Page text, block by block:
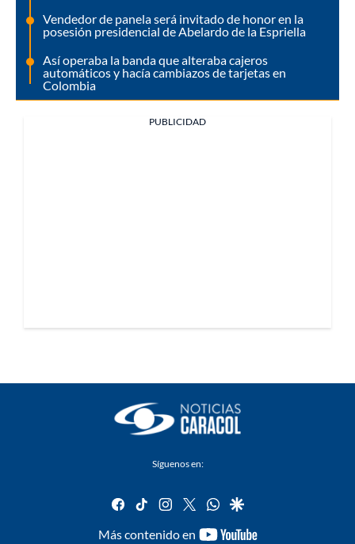
Vendedor de panela será invitado de honor en la
posesión presidencial de Abelardo de la Espriella
Así operaba la banda que alteraba cajeros
automáticos y hacía cambiazos de tarjetas en
Colombia
PUBLICIDAD
Síguenos en:
facebook
tiktok instagram
twitterwhatsapp
google
Más contenido en
youtube-